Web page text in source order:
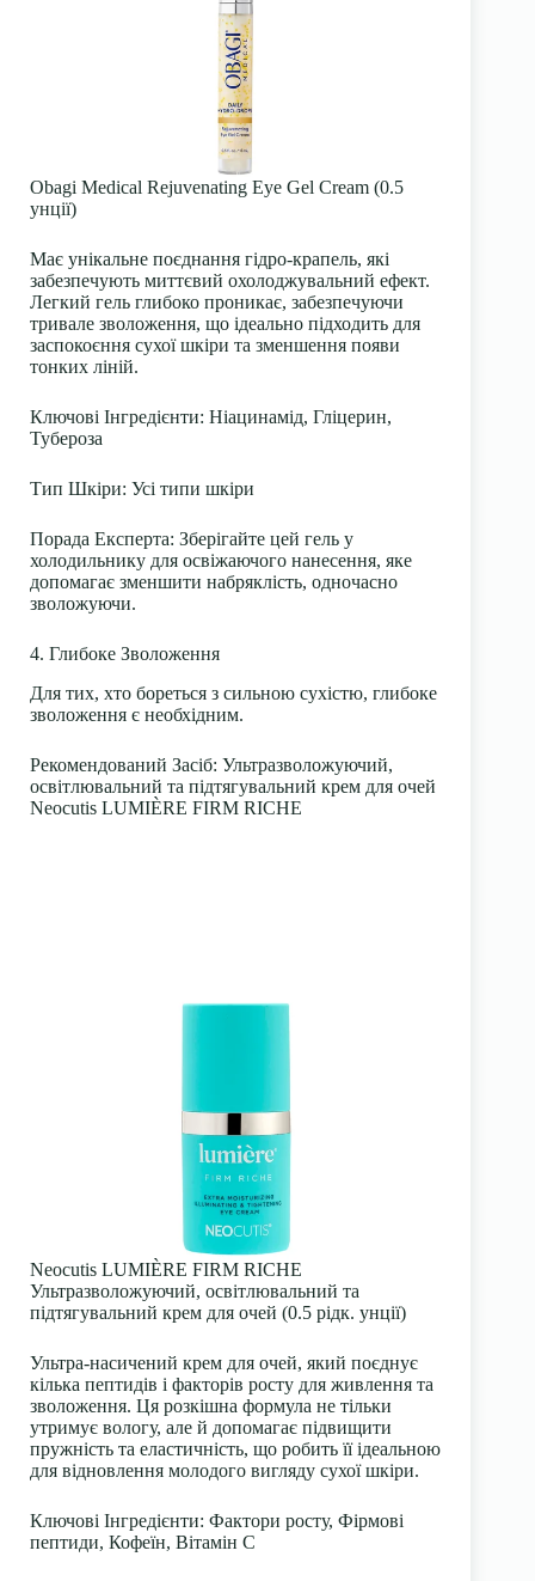
Obagi Medical Rejuvenating Eye Gel Cream (0.5
унції)
Має унікальне поєднання гідро-крапель, які
забезпечують миттєвий охолоджувальний ефект.
Легкий гель глибоко проникає, забезпечуючи
тривале зволоження, що ідеально підходить для
заспокоєння сухої шкіри та зменшення появи
тонких ліній.
Ключові Інгредієнти: Ніацинамід, Гліцерин,
Тубероза
Тип Шкіри: Усі типи шкіри
Порада Експерта: Зберігайте цей гель у
холодильнику для освіжаючого нанесення, яке
допомагає зменшити набряклість, одночасно
зволожуючи.
4. Глибоке Зволоження
Для тих, хто бореться з сильною сухістю, глибоке
зволоження є необхідним.
Рекомендований Засіб: Ультразволожуючий,
освітлювальний та підтягувальний крем для очей
Neocutis LUMIÈRE FIRM RICHE
Neocutis LUMIÈRE FIRM RICHE
Ультразволожуючий, освітлювальний та
підтягувальний крем для очей (0.5 рідк. унції)
Ультра-насичений крем для очей, який поєднує
кілька пептидів і факторів росту для живлення та
зволоження. Ця розкішна формула не тільки
утримує вологу, але й допомагає підвищити
пружність та еластичність, що робить її ідеальною
для відновлення молодого вигляду сухої шкіри.
Ключові Інгредієнти: Фактори росту, Фірмові
пептиди, Кофеїн, Вітамін С